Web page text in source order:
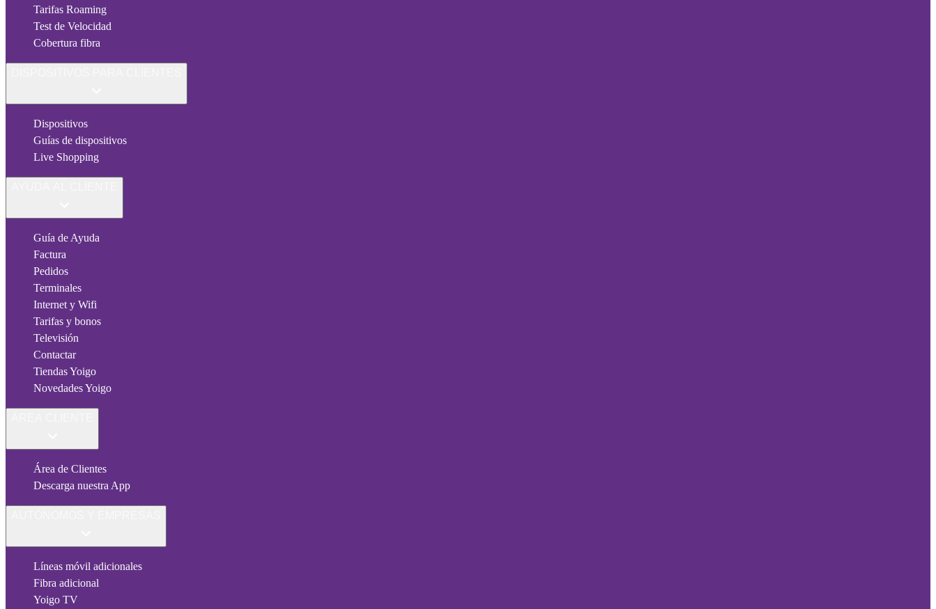
Tarifas Roaming
Test de Velocidad
Cobertura fibra
Dispositivos
Guías de dispositivos
Live Shopping
Guía de Ayuda
Factura
Pedidos
Terminales
Internet y Wifi
Tarifas y bonos
Televisión
Contactar
Tiendas Yoigo
Novedades Yoigo
Área de Clientes
Descarga nuestra App
Líneas móvil adicionales
Fibra adicional
Yoigo TV